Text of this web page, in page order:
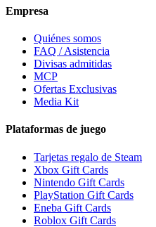
Empresa
Quiénes somos
FAQ / Asistencia
Divisas admitidas
MCP
Ofertas Exclusivas
Media Kit
Plataformas de juego
Tarjetas regalo de Steam
Xbox Gift Cards
Nintendo Gift Cards
PlayStation Gift Cards
Eneba Gift Cards
Roblox Gift Cards